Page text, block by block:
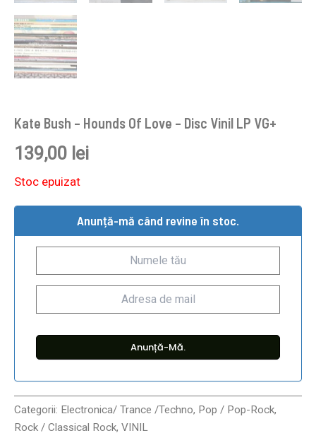
Kate Bush – Hounds Of Love – Disc Vinil LP VG+
139,00 lei
Stoc epuizat
Anunță-mă când revine în stoc.
Categorii: Electronica/ Trance /Techno, Pop / Pop-Rock,
Rock / Classical Rock, VINIL